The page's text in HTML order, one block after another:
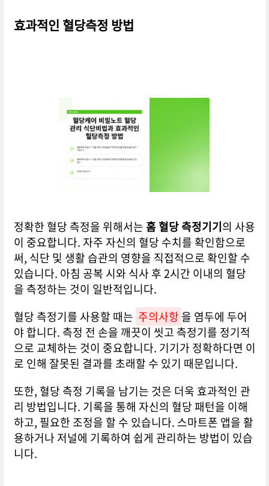
효과적인 혈당측정 방법
정확한 혈당 측정을 위해서는 홈 혈당 측정기기의 사용
이 중요합니다. 자주 자신의 혈당 수치를 확인함으로
써, 식단 및 생활 습관의 영향을 직접적으로 확인할 수
있습니다. 아침 공복 시와 식사 후 2시간 이내의 혈당
을 측정하는 것이 일반적입니다.
혈당 측정기를 사용할 때는 주의사항 을 염두에 두어
야 합니다. 측정 전 손을 깨끗이 씻고 측정기를 정기적
으로 교체하는 것이 중요합니다. 기기가 정확하다면 이
로 인해 잘못된 결과를 초래할 수 있기 때문입니다.
또한, 혈당 측정 기록을 남기는 것은 더욱 효과적인 관
리 방법입니다. 기록을 통해 자신의 혈당 패턴을 이해
하고, 필요한 조정을 할 수 있습니다. 스마트폰 앱을 활
용하거나 저널에 기록하여 쉽게 관리하는 방법이 있습
니다.